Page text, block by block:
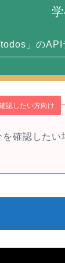
todos」の
認したい方向け
確認したい